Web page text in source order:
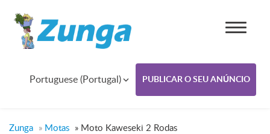
Portuguese (Portugal) PUBLICAR O SEU ANÚNCIO
Zunga » Motas » Moto Kaweseki 2 Rodas